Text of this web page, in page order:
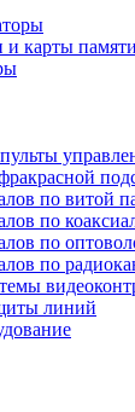
и карты памяти
по витой
по
по
по
линий